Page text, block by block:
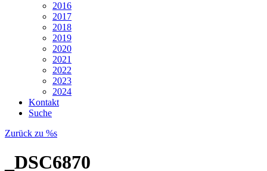
2016
2017
2018
2019
2020
2021
2022
2023
2024
Kontakt
Suche
Zurück zu %s
_DSC6870